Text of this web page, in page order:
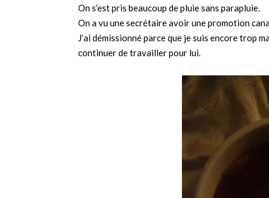
On s’est pris beaucoup de pluie sans parapluie.
On a vu une secrétaire avoir une promotion
J’ai démissionné parce que je suis encore trop
continuer de travailler pour lui.